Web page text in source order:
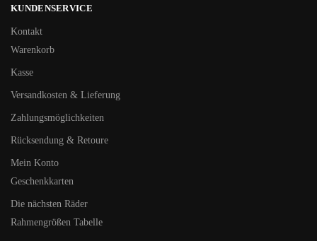
KUNDENSERVICE
Kontakt
Warenkorb
Kasse
Versandkosten & Lieferung
Zahlungsmöglichkeiten
Rücksendung & Retoure
Mein Konto
Geschenkkarten
Die nächsten Räder
Rahmengrößen Tabelle